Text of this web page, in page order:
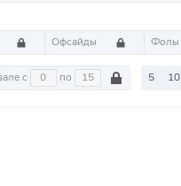
Офсайды Фолы
На интервале с по 5 10